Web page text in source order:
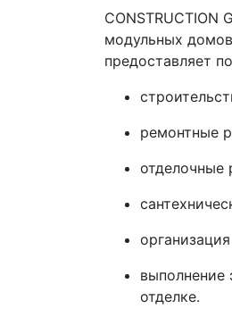
CONSTRUCTION
модульных
предоставляет
ремонтные
отделочные
выполнение
отделке.